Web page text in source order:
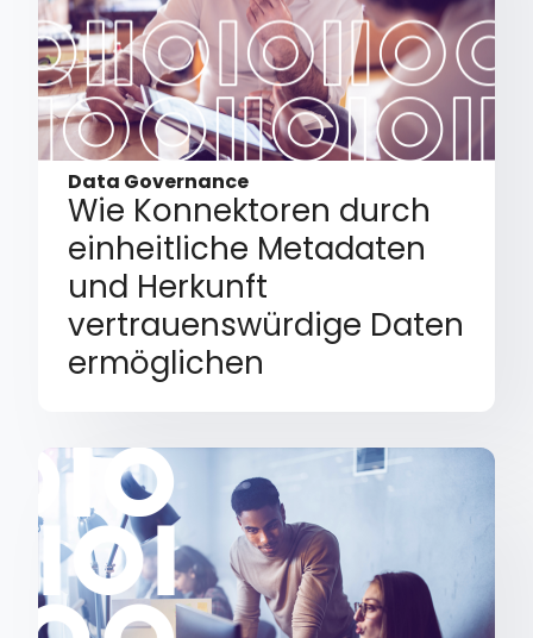
Data Governance
Wie Konnektoren durch
einheitliche Metadaten
und Herkunft
vertrauenswürdige Daten
ermöglichen